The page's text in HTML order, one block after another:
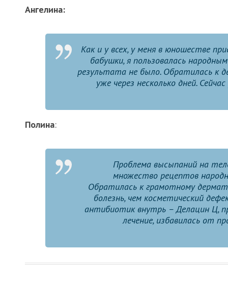
Ангелина:
Как и у всех, у меня в юношестве
бабушки, я пользовалась
результата не было. Обратилась к
уже через несколько дней.
Полина:
Проблема высыпаний на
множество рецептов
Обратилась к грамотному
болезнь, чем косметический
антибиотик внутрь – Делацин Ц,
лечение, избавилась от